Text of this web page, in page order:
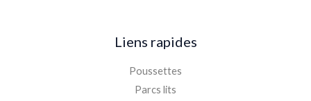
Liens rapides
Poussettes
Parcs lits